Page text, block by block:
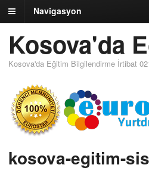
Navigasyon
Kosova'da
Kosova'da Eğitim Bilgilendirme İrtibat
kosova-egitim-